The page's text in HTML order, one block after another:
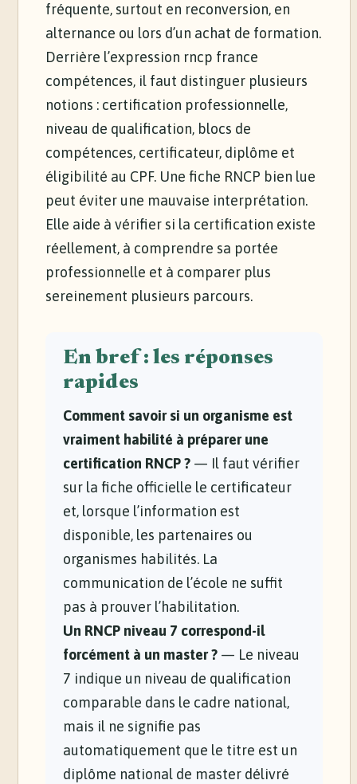
fréquente, surtout en reconversion, en
alternance ou lors d’un achat de formation.
Derrière l’expression rncp france
compétences, il faut distinguer plusieurs
notions : certification professionnelle,
niveau de qualification, blocs de
compétences, certificateur, diplôme et
éligibilité au CPF. Une fiche RNCP bien lue
peut éviter une mauvaise interprétation.
Elle aide à vérifier si la certification existe
réellement, à comprendre sa portée
professionnelle et à comparer plus
sereinement plusieurs parcours.
En bref : les réponses
rapides
Comment savoir si un organisme est
vraiment habilité à préparer une
certification RNCP ? — Il faut vérifier
sur la fiche officielle le certificateur
et, lorsque l’information est
disponible, les partenaires ou
organismes habilités. La
communication de l’école ne suffit
pas à prouver l’habilitation.
Un RNCP niveau 7 correspond-il
forcément à un master ? — Le niveau
7 indique un niveau de qualification
comparable dans le cadre national,
mais il ne signifie pas
automatiquement que le titre est un
diplôme national de master délivré